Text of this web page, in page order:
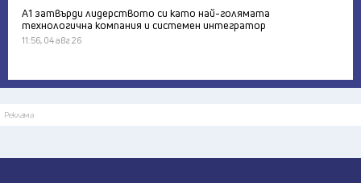
А1 затвърди лидерството си като най-голямата
технологична компания и системен интегратор
11:56, 04 авг 26
Реклама